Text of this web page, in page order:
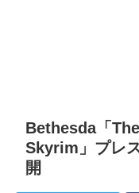
Bethesda「
Skyrim」プレ
開